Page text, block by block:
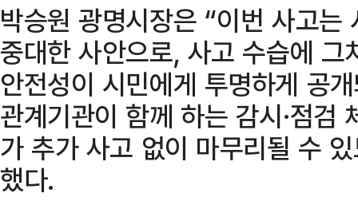
박승원 광명시장은 “이번 사고
중대한 사안으로, 사고 수습에
안전성이 시민에게 투명하게 공
관계기관이 함께 하는 감시·점검
가 추가 사고 없이 마무리될 수
했다.